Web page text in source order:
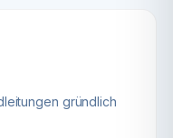
gründlich